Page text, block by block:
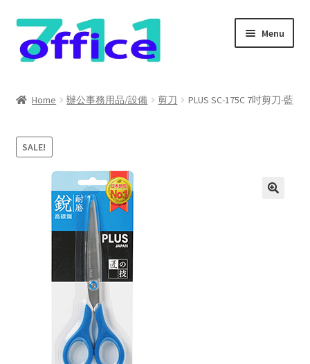
Skip
to
navigation
Skip
to
content
Menu
結帳
聯絡我們
Home 辦公事務用品/設備 剪刀 PLUS SC-175C 7吋剪刀-藍
SALE!